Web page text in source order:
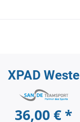
XPAD Weste
36,00 € *